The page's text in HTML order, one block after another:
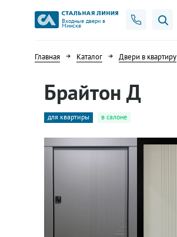
Входные двери в
Минске
Главная Каталог Двери в квартиру
Брайтон Д
для квартиры в салоне